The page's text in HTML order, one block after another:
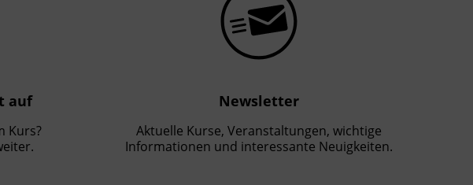
auf
Kurs?
Newsletter
Aktuelle Kurse, Veranstaltungen, wichtige
Informationen und interessante Neuigkeiten.